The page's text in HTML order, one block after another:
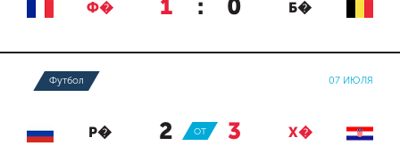
Ф� 1 : 0 Б�
Футбол 07 ИЮЛЯ
Р� 2 : 3 Х�
ОТ